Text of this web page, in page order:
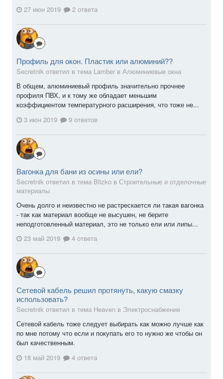
27 июн 2019
2 ответа
Профиль для окон. Пластик или алюминий??
Secretnik ответил в тема Lamber в Алюминиевые окна
В общем, алюминиевый профиль значительно прочнее
профиля ПВХ, и к тому же обладает меньшим
коэффициентом температурного расширения, что тоже не...
3 июн 2019
9 ответов
Вагонка для бани из осины или ели?
Secretnik ответил в тема Blizko в Строительные и отделочные
материалы
Очень долго и неизвестно не растрескается ли такая вагонка
- так как материал вообще не высушен, не берите
неподготовленный материал, это не только ели или липы...
23 май 2019
4 ответа
Сетевой кабель решил протянуть, какую смазку
использовать?
Secretnik ответил в тема Heaven в Электроснабжение
Сетевой кабель тоже следует выбирать как можно лучше как
по мне потому что если и покупать его то нужно же чтобы он
был качественным.
18 май 2019
4 ответа